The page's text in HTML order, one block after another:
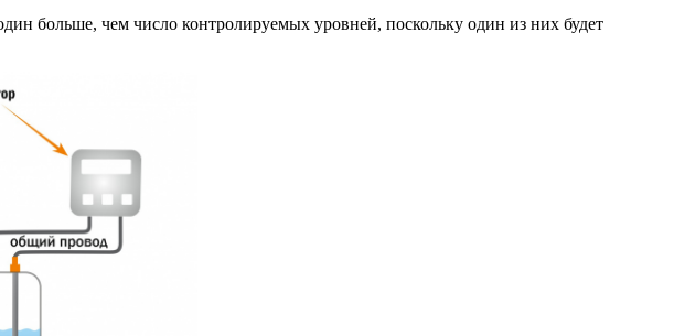
больше, чем число контролируемых уровней, поскольку один из них будет